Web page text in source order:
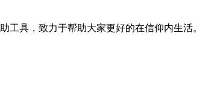
工具，致力于帮助大家更好的在信仰内生活。